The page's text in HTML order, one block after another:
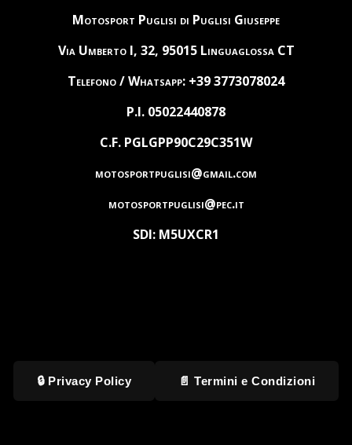
Motosport Puglisi di Puglisi Giuseppe
Via Umberto I, 32, 95015 Linguaglossa CT
Telefono / Whatsapp: +39 3773078024
P.I. 05022440878
C.F. PGLGPP90C29C351W
motosportpuglisi@gmail.com
motosportpuglisi@pec.it
SDI: M5UXCR1
🔒 Privacy Policy 📄 Termini e Condizioni